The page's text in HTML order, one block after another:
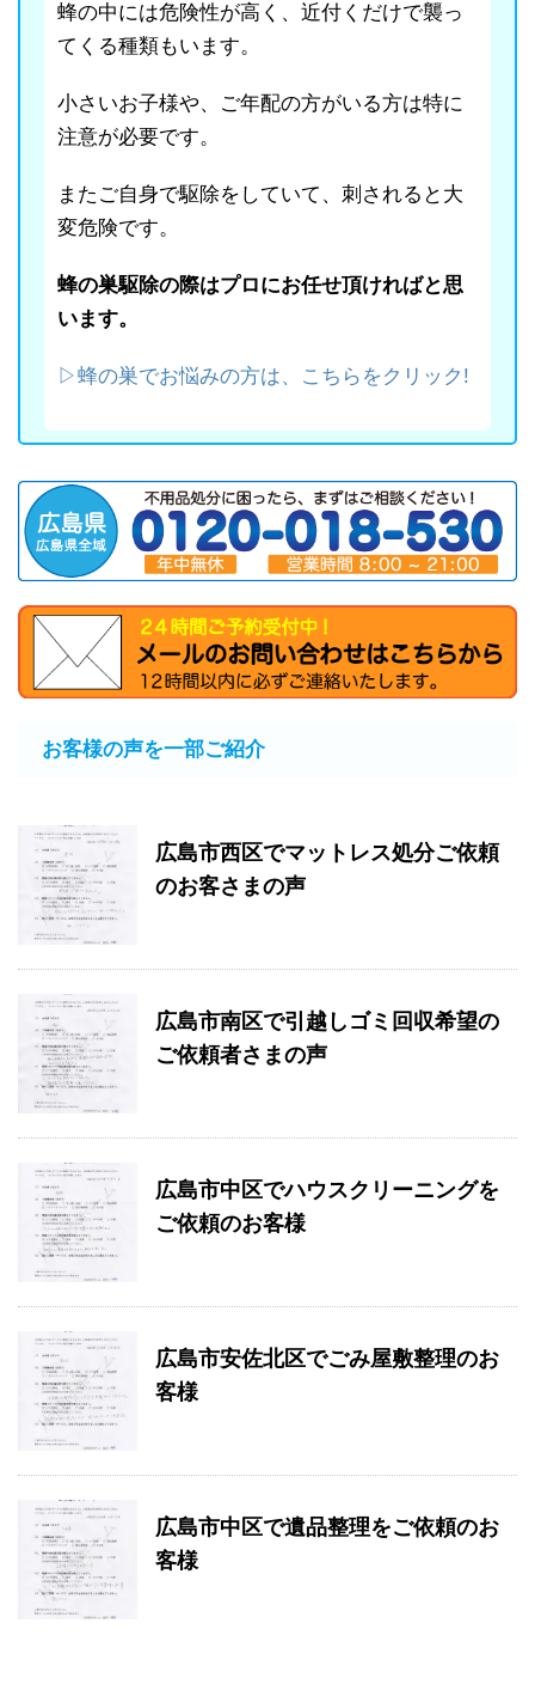
蜂の中には危険性が高く、近付くだけで襲っ
てくる種類もいます。
小さいお子様や、ご年配の方がいる方は特に
注意が必要です。
またご自身で駆除をしていて、刺されると大
変危険です。
蜂の巣駆除の際はプロにお任せ頂ければと思
います。
▷蜂の巣でお悩みの方は、こちらをクリック!
お客様の声を一部ご紹介
広島市西区でマットレス処分ご依頼
のお客さまの声
広島市南区で引越しゴミ回収希望の
ご依頼者さまの声
広島市中区でハウスクリーニングを
ご依頼のお客様
広島市安佐北区でごみ屋敷整理のお
客様
広島市中区で遺品整理をご依頼のお
客様